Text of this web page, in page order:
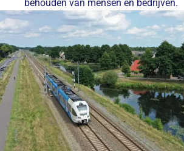
behouden van mensen en bedrijven.